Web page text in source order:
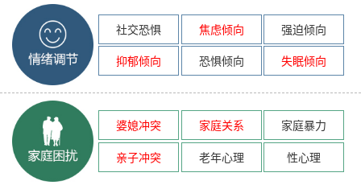
社交恐惧 焦虑倾向
强迫倾向
抑郁倾向
恐惧倾向 失眠倾向
婆媳冲突 家庭关系
家庭暴力
亲子冲突
老年心理 性心理